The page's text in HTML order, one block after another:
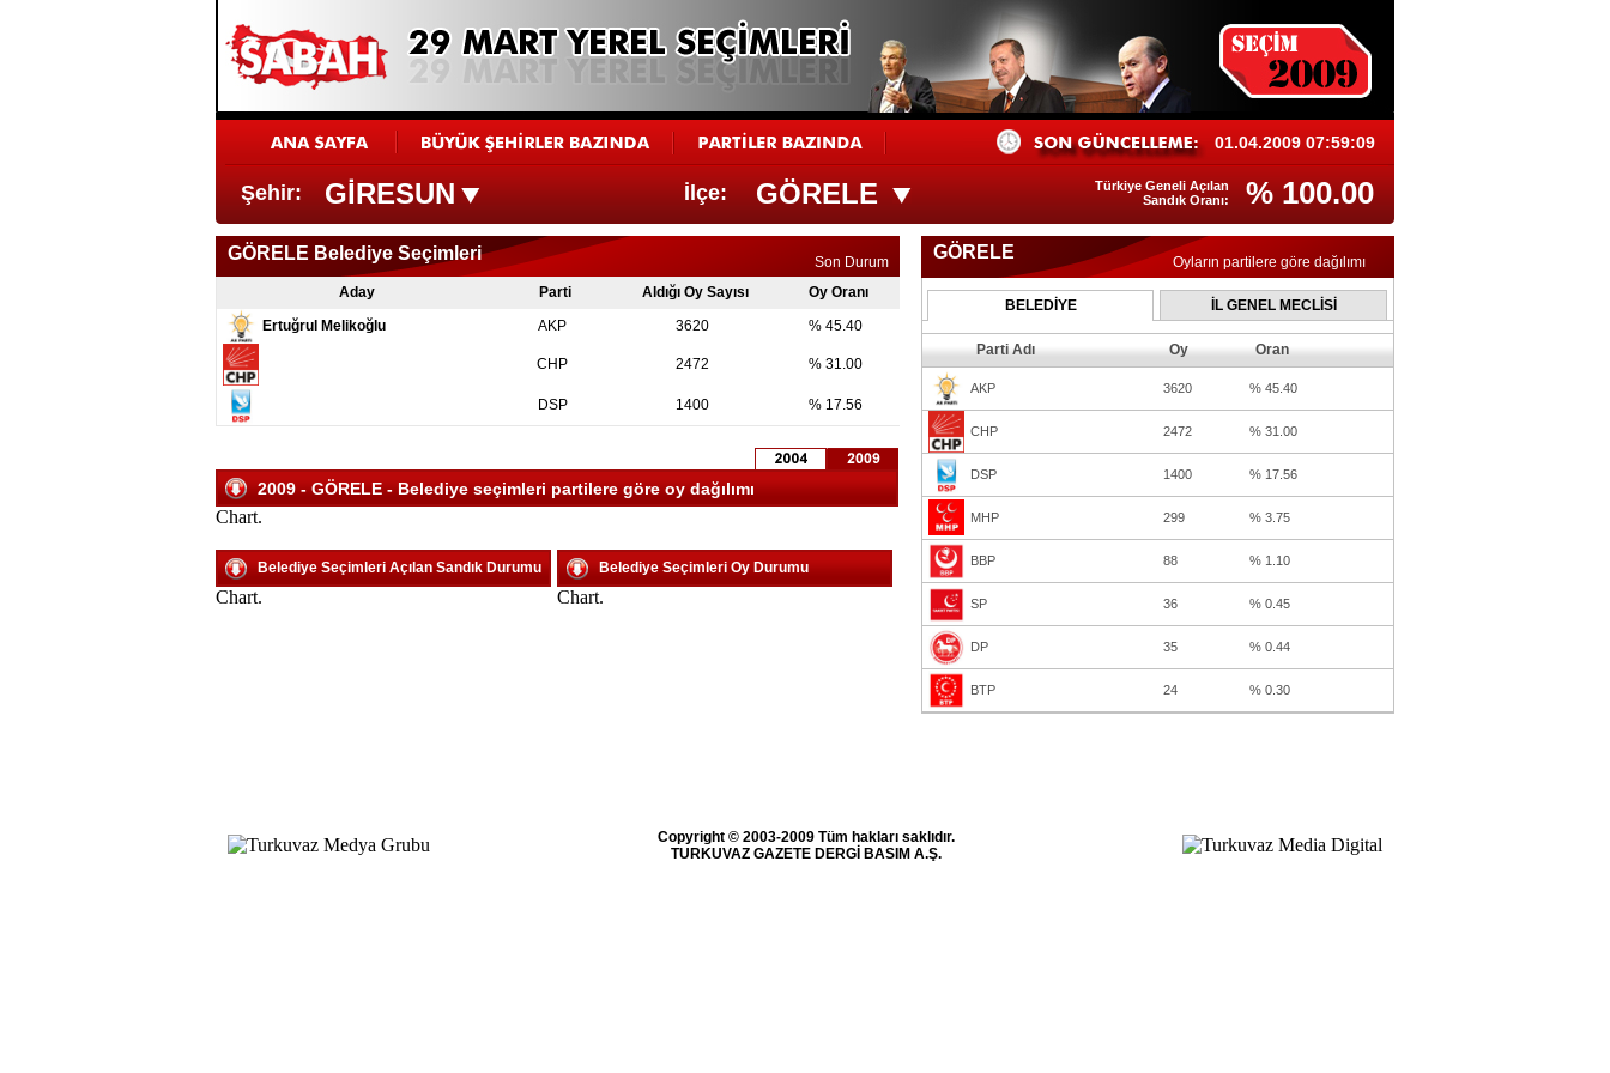
01.04.2009 07:59:09
Şehir: GİRESUN İlçe: GÖRELE
Türkiye Geneli Açılan
Sandık Oranı:
% 100.00
GÖRELE Belediye Seçimleri
Son Durum
Aday
Parti Aldığı Oy Sayısı
Oy Oranı
Ertuğrul Melikoğlu
AKP 3620 % 45.40
CHP 2472 % 31.00
DSP 1400 % 17.56
2009 - GÖRELE - Belediye seçimleri partilere göre oy dağılımı
Chart.
Belediye Seçimleri Açılan Sandık Durumu
Chart.
Belediye Seçimleri Oy Durumu
Chart.
GÖRELE Oyların partilere göre dağılımı
BELEDİYE İL GENEL MECLİSİ
Parti Adı Oy Oran
AKP 3620 % 45.40
CHP 2472 % 31.00
DSP 1400 % 17.56
MHP 299 % 3.75
BBP 88 % 1.10
SP 36 % 0.45
DP 35 % 0.44
BTP 24 % 0.30
Copyright © 2003-2009 Tüm hakları saklıdır.
TURKUVAZ GAZETE DERGİ BASIM A.Ş.